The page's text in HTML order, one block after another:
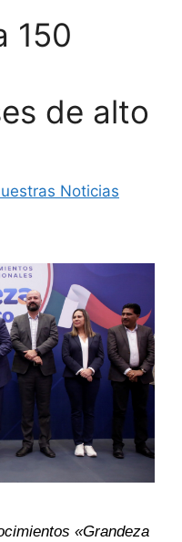
150
de alto
Noticias
«Grandeza